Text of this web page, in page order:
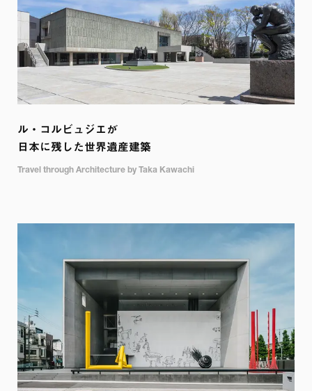
ル・コルビュジエが
日本に残した世界遺産建築
Travel through Architecture by Taka Kawachi